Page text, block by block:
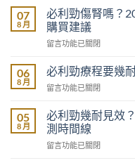
07
8 月
必利勁傷腎嗎？
購買建議
在
利
勁
傷
嗎？
2026
前
留言功能已關閉
06
8 月
必利勁療程要幾
在
利
勁
療
程
留言功能已關閉
05
8 月
必利勁幾耐見效
測時間線
在
留言功能已關閉